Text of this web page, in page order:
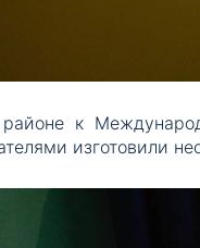
к
изготовили